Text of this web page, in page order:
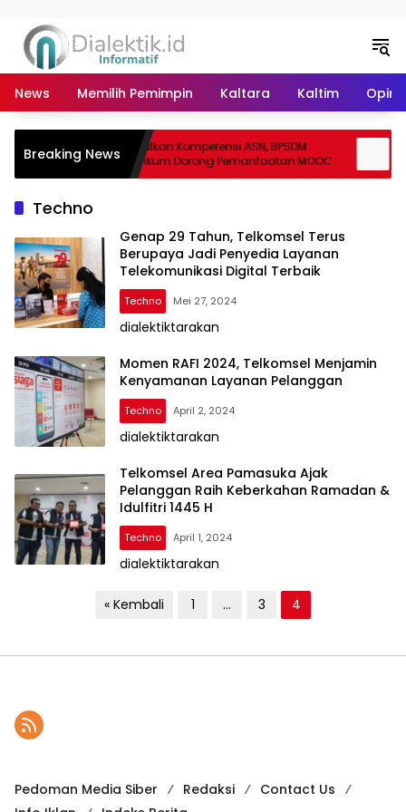
News Memilih Pemimpin Kaltara Kaltim Opini
Breaking NewsOptimalkan Kompetensi ASN, BPSDM
Kemenkum Dorong Pemanfaatan MOOC
sebagai Sarana Belajar Mandiri
Techno
Genap 29 Tahun, Telkomsel Terus
Berupaya Jadi Penyedia Layanan
Telekomunikasi Digital Terbaik
Techno Mei 27, 2024
dialektiktarakan
Momen RAFI 2024, Telkomsel Menjamin
Kenyamanan Layanan Pelanggan
Techno April 2, 2024
dialektiktarakan
Telkomsel Area Pamasuka Ajak
Pelanggan Raih Keberkahan Ramadan &
Idulfitri 1445 H
Techno April 1, 2024
dialektiktarakan
g
n
a
i
« Kembali 1 … 3 4
Pedoman Media Siber Redaksi
Contact Us